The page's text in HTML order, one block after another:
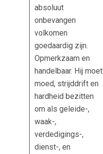
absoluut
onbevangen
volkomen
goedaardig zijn.
Opmerkzaam en
handelbaar. Hij moet
moed, strijddrift en
hardheid bezitten
om als geleide-,
waak-,
verdedigings-,
dienst-, en